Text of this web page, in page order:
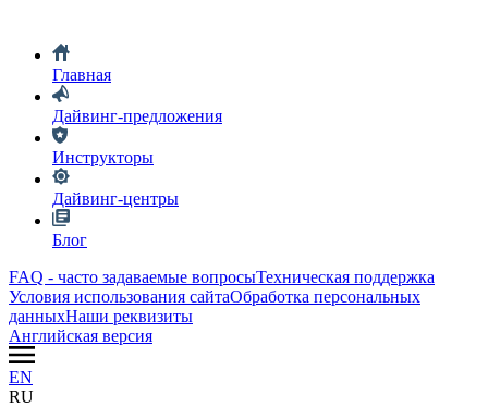
Главная
Дайвинг-предложения
Инструкторы
Дайвинг-центры
Блог
FAQ - часто задаваемые вопросыТехническая поддержка
Условия использования сайтаОбработка персональных
данныхНаши реквизиты
Английская версия
EN
RU